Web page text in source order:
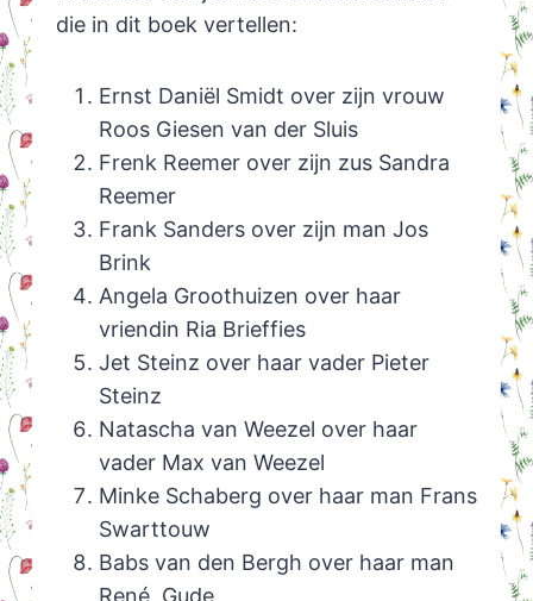
die in dit boek vertellen:
Ernst Daniël Smidt over zijn vrouw
Roos Giesen van der Sluis
Frenk Reemer over zijn zus Sandra
Reemer
Frank Sanders over zijn man Jos
Brink
Angela Groothuizen over haar
vriendin Ria Brieffies
Jet Steinz over haar vader Pieter
Steinz
Natascha van Weezel over haar
vader Max van Weezel
Minke Schaberg over haar man Frans
Swarttouw
Babs van den Bergh over haar man
René Gude